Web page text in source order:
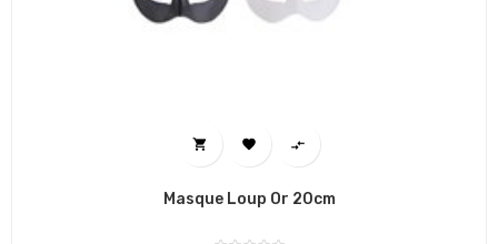
  
Masque Loup Or 20cm